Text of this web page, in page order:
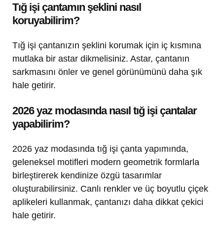
Tığ işi çantamın şeklini nasıl
koruyabilirim?
Tığ işi çantanızın şeklini korumak için iç kısmına
mutlaka bir astar dikmelisiniz. Astar, çantanın
sarkmasını önler ve genel görünümünü daha şık
hale getirir.
2026 yaz modasında nasıl tığ işi çantalar
yapabilirim?
2026 yaz modasında tığ işi çanta yapımında,
geleneksel motifleri modern geometrik formlarla
birleştirerek kendinize özgü tasarımlar
oluşturabilirsiniz. Canlı renkler ve üç boyutlu çiçek
aplikeleri kullanmak, çantanızı daha dikkat çekici
hale getirir.